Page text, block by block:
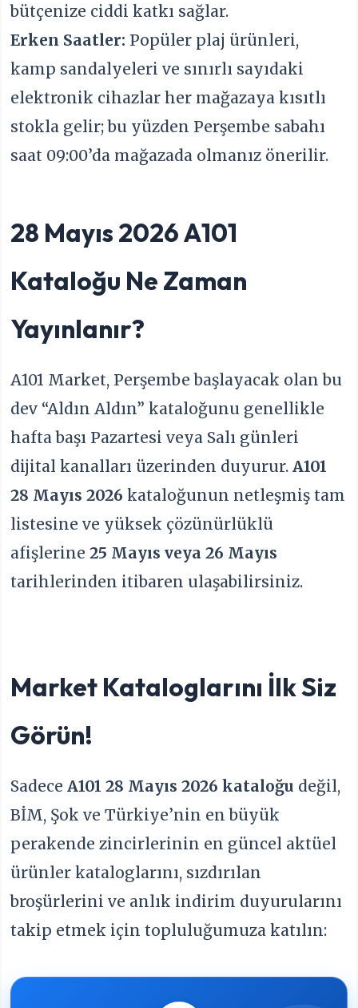
bütçenize ciddi katkı sağlar.
Erken Saatler: Popüler plaj ürünleri,
kamp sandalyeleri ve sınırlı sayıdaki
elektronik cihazlar her mağazaya kısıtlı
stokla gelir; bu yüzden Perşembe sabahı
saat 09:00’da mağazada olmanız önerilir.
28 Mayıs 2026 A101
Kataloğu Ne Zaman
Yayınlanır?
A101 Market, Perşembe başlayacak olan bu
dev “Aldın Aldın” kataloğunu genellikle
hafta başı Pazartesi veya Salı günleri
dijital kanalları üzerinden duyurur.A101
28 Mayıs 2026 kataloğunun netleşmiş tam
listesine ve yüksek çözünürlüklü
afişlerine25 Mayıs veya 26 Mayıs
tarihlerinden itibaren ulaşabilirsiniz.
Market Kataloglarını İlk Siz
Görün!
SadeceA101 28 Mayıs 2026 kataloğu değil,
BİM, Şok ve Türkiye’nin en büyük
perakende zincirlerinin en güncel aktüel
ürünler kataloglarını, sızdırılan
broşürlerini ve anlık indirim duyurularını
takip etmek için topluluğumuza katılın: